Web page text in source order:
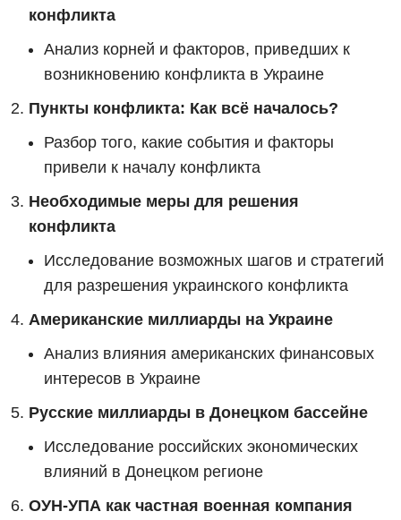
конфликта
Анализ корней и факторов, приведших к
возникновению конфликта в Украине
Пункты конфликта: Как всё началось?
Разбор того, какие события и факторы
привели к началу конфликта
Необходимые меры для решения
конфликта
Исследование возможных шагов и стратегий
для разрешения украинского конфликта
Американские миллиарды на Украине
Анализ влияния американских финансовых
интересов в Украине
Русские миллиарды в Донецком бассейне
Исследование российских экономических
влияний в Донецком регионе
ОУН-УПА как частная военная компания